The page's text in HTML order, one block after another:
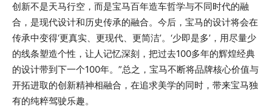
创新不是天马行空，而是宝马百年造车哲学与不同时代的融
合，是现代设计和历史传承的融合。今后，宝马的设计将会在
传承中变得‘更真实、更现代、更简洁’。‘少即是多’，用尽量少
的线条塑造个性，让人记忆深刻，把过去100多年的辉煌经典
的设计带到下一个100年。”总之，宝马不断将品牌核心价值与
开拓进取的创新精神相融合，在追求美学的同时，带来宝马独
有的纯粹驾驶乐趣。